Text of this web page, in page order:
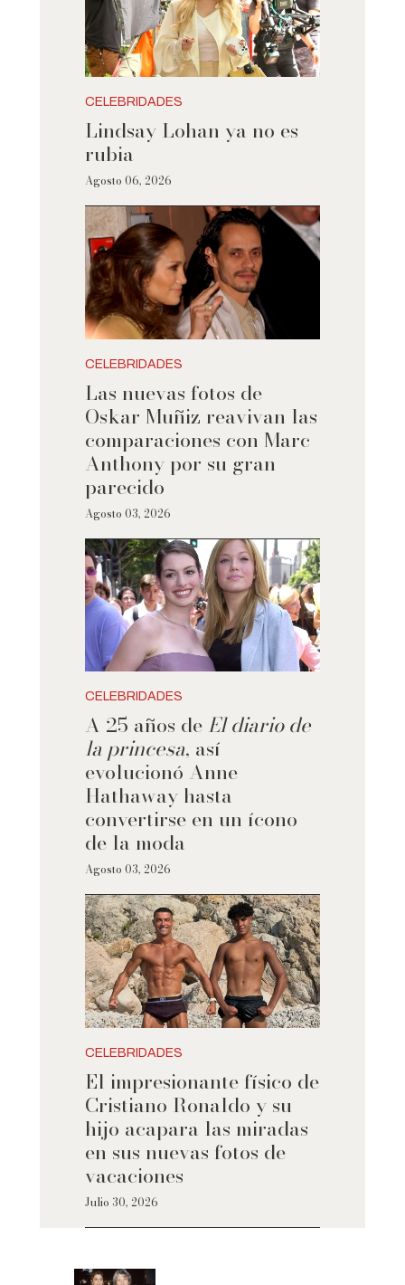
CELEBRIDADES
Lindsay Lohan ya no es
rubia
Agosto 06, 2026
CELEBRIDADES
Las nuevas fotos de
Oskar Muñiz reavivan las
comparaciones con Marc
Anthony por su gran
parecido
Agosto 03, 2026
CELEBRIDADES
A 25 años de El diario de
la princesa, así
evolucionó Anne
Hathaway hasta
convertirse en un ícono
de la moda
Agosto 03, 2026
CELEBRIDADES
El impresionante físico de
Cristiano Ronaldo y su
hijo acapara las miradas
en sus nuevas fotos de
vacaciones
Julio 30, 2026